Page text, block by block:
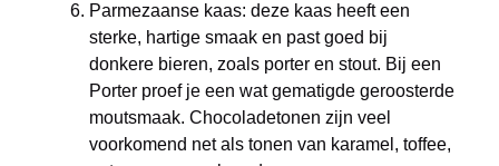
Parmezaanse kaas: deze kaas heeft een
sterke, hartige smaak en past goed bij
donkere bieren, zoals porter en stout. Bij een
Porter proef je een wat gematigde geroosterde
moutsmaak. Chocoladetonen zijn veel
voorkomend net als tonen van karamel, toffee,